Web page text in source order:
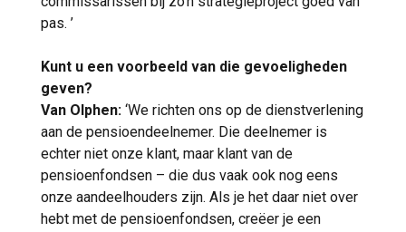
pas. ’
Kunt u een voorbeeld van die gevoeligheden
geven?
Van Olphen: ‘We richten ons op de dienstverlening
aan de pensioendeelnemer. Die deelnemer is
echter niet onze klant, maar klant van de
pensioenfondsen – die dus vaak ook nog eens
onze aandeelhouders zijn. Als je het daar niet over
hebt met de pensioenfondsen, creëer je een